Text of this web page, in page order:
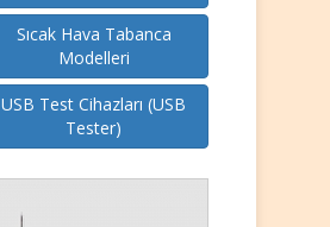
Sıcak Hava Tabanca
Modelleri
USB Test Cihazları (USB
Tester)